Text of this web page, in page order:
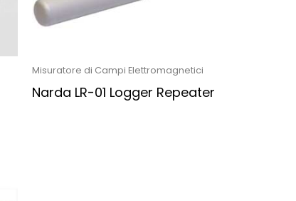
Misuratore di Campi Elettromagnetici
Narda LR-01 Logger Repeater